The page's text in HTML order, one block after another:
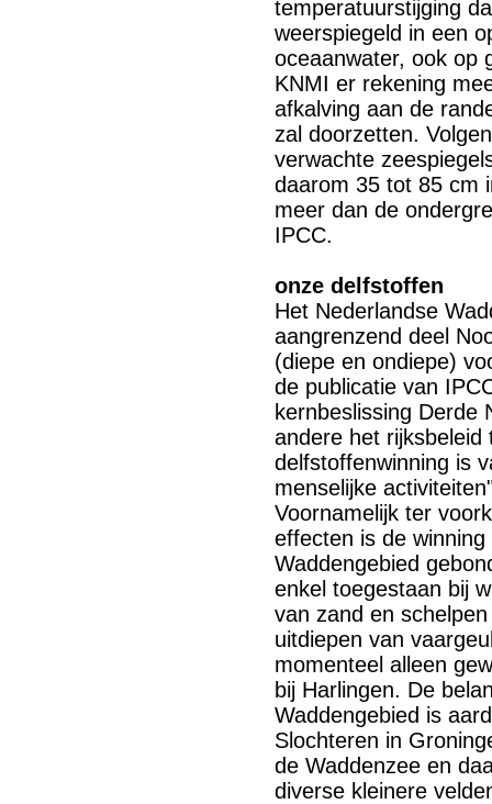
temperatuurstijging
weerspiegeld in een
oceaanwater, ook op
KNMI er rekening
afkalving aan de
zal doorzetten.
verwachte
daarom 35 tot 85 cm
meer dan de
IPCC.
onze delfstoffen
Het Nederlandse
aangrenzend deel
(diepe en ondiepe)
de publicatie van
kernbeslissing Derde
andere het rijksbeleid
delfstoffenwinning is
menselijke
Voornamelijk ter
effecten is de
Waddengebied
enkel toegestaan bij
van zand en
uitdiepen van
momenteel alleen
bij Harlingen. De
Waddengebied is
Slochteren in
de Waddenzee en
diverse kleinere